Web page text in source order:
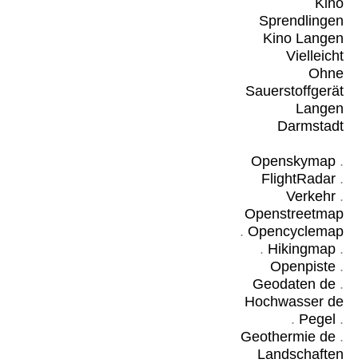
Kino
Sprendlingen
Kino Langen
Vielleicht
Ohne
Sauerstoffgerät
Langen
Darmstadt
Openskymap.
FlightRadar.
Verkehr.
Openstreetmap
. Opencyclemap
. Hikingmap.
Openpiste.
Geodaten de.
Hochwasser de
. Pegel .
Geothermie de.
Landschaften